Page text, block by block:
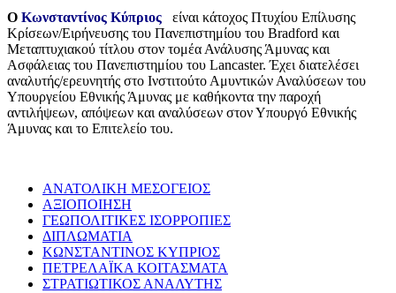
Ο Κωνσταντίνος Κύπριος είναι κάτοχος Πτυχίου Επίλυσης
Κρίσεων/Ειρήνευσης του Πανεπιστημίου του Bradford και
Μεταπτυχιακού τίτλου στον τομέα Ανάλυσης Άμυνας και
Ασφάλειας του Πανεπιστημίου του Lancaster. Έχει διατελέσει
αναλυτής/ερευνητής στο Ινστιτούτο Αμυντικών Αναλύσεων του
Υπουργείου Εθνικής Άμυνας με καθήκοντα την παροχή
αντιλήψεων, απόψεων και αναλύσεων στον Υπουργό Εθνικής
Άμυνας και το Επιτελείο του.
ΑΝΑΤΟΛΙΚΗ ΜΕΣΟΓΕΙΟΣ
ΑΞΙΟΠΟΙΗΣΗ
ΓΕΩΠΟΛΙΤΙΚΕΣ ΙΣΟΡΡΟΠΙΕΣ
ΔΙΠΛΩΜΑΤΙΑ
ΚΩΝΣΤΑΝΤΙΝΟΣ ΚΥΠΡΙΟΣ
ΠΕΤΡΕΛΑΪΚΑ ΚΟΙΤΑΣΜΑΤΑ
ΣΤΡΑΤΙΩΤΙΚΟΣ ΑΝΑΛΥΤΗΣ